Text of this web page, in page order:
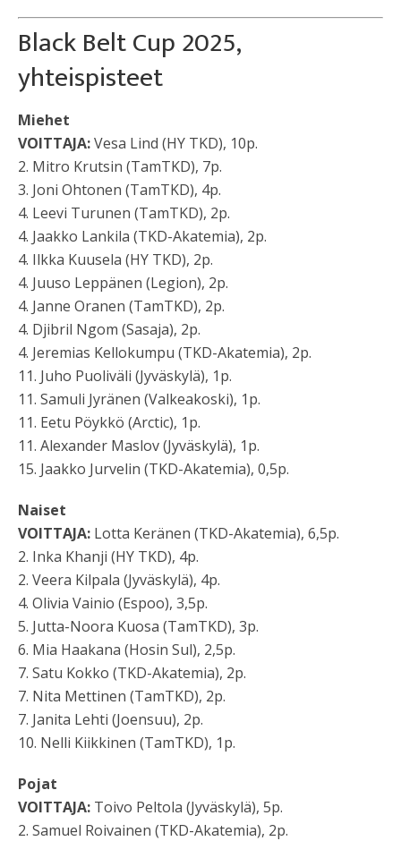
Black Belt Cup 2025,
yhteispisteet
Miehet
VOITTAJA:Vesa Lind (HY TKD), 10p.
2. Mitro Krutsin (TamTKD), 7p.
3. Joni Ohtonen (TamTKD), 4p.
4. Leevi Turunen (TamTKD), 2p.
4. Jaakko Lankila (TKD-Akatemia), 2p.
4. Ilkka Kuusela (HY TKD), 2p.
4. Juuso Leppänen (Legion), 2p.
4. Janne Oranen (TamTKD), 2p.
4. Djibril Ngom (Sasaja), 2p.
4. Jeremias Kellokumpu (TKD-Akatemia), 2p.
11. Juho Puoliväli (Jyväskylä), 1p.
11. Samuli Jyränen (Valkeakoski), 1p.
11. Eetu Pöykkö (Arctic), 1p.
11. Alexander Maslov (Jyväskylä), 1p.
15. Jaakko Jurvelin (TKD-Akatemia), 0,5p.
Naiset
VOITTAJA: Lotta Keränen (TKD-Akatemia), 6,5p.
2. Inka Khanji (HY TKD), 4p.
2. Veera Kilpala (Jyväskylä), 4p.
4. Olivia Vainio (Espoo), 3,5p.
5. Jutta-Noora Kuosa (TamTKD), 3p.
6. Mia Haakana (Hosin Sul), 2,5p.
7. Satu Kokko (TKD-Akatemia), 2p.
7. Nita Mettinen (TamTKD), 2p.
7. Janita Lehti (Joensuu), 2p.
10. Nelli Kiikkinen (TamTKD), 1p.
Pojat
VOITTAJA: Toivo Peltola (Jyväskylä), 5p.
2. Samuel Roivainen (TKD-Akatemia), 2p.